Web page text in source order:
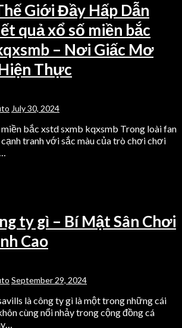
Giới Đầy Hấp Dẫn
quả xổ số miền bắc
– Nơi Giấc Mơ
Thực
July 30, 2024
bắc xstd sxmb kqxsmb Trong loài fan
tranh với sắc màu của trò chơi chơi
ty gì – Bí Mật Sân Chơi
Cao
September 29, 2024
là công ty gì là một trong những cái
cùng nổi nhảy trong cộng đồng cá